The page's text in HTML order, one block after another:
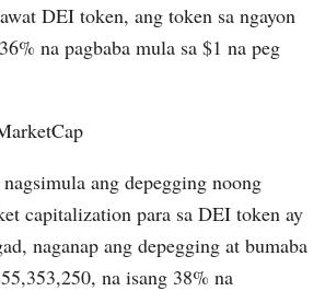
DEI token, ang token sa ngayon
na pagbaba mula sa $1 na peg
ang depegging noong
capitalization para sa DEI token ay
naganap ang depegging at bumaba
na isang 38% na